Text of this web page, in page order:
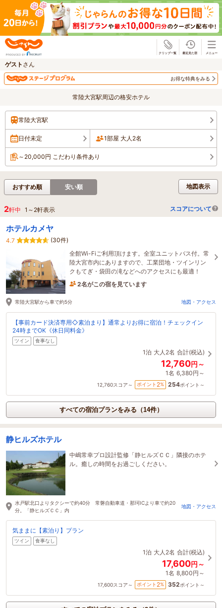
ゲスト さん
お得な特典をみる
常陸大宮駅周辺の格安ホテル
常陸大宮駅
日付未定 1部屋 大人2名
～20,000円 こだわり条件あり
地図表示
おすすめ順 安い順
2軒中 1 ～ 2軒表示 スコアについて
ホテルカメヤ
4.7
(30件)
全館Wi-Fiご利用頂けます。全室ユニットバス付。常
陸大宮市内にありますので、工業団地・ツインリン
クもてぎ・袋田の滝などへのアクセスにも最適！
2名がこの宿を見ています
常陸大宮駅から車で約5分 地図・アクセス
【事前カード決済専用◇素泊まり】通常よりお得に宿泊！チェックイン
24時までOK《休日同料金》
ツイン 食事なし
1泊 大人2名 合計(税込)
12,760円～
1名 6,380円～
12,760スコア～ ポイント 2% 254ポイント～
すべての宿泊プランをみる（14件）
静ヒルズホテル
中嶋常幸プロ設計監修「静ヒルズＣＣ」隣接のホテ
ル。癒しの時間をお過ごしください。
水戸駅北口よりタクシーで約40分 常磐自動車道・那珂ICより車で約20
分。「静ヒルズＣＣ」内
地図・アクセス
気ままに【素泊り】プラン
ツイン 食事なし
1泊 大人2名 合計(税込)
17,600円～
1名 8,800円～
17,600スコア～ ポイント 2% 352ポイント～